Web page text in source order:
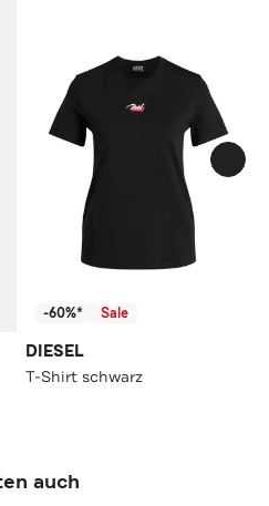
-60%* Sale
DIESEL
T-Shirt schwarz
auch